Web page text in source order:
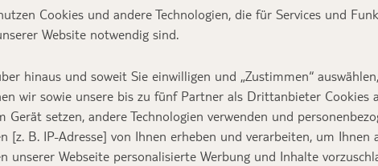
Cookies und andere Technologien, die für Services und
Website notwendig sind.
hinaus und soweit Sie einwilligen und „Zustimmen“
wir sowie unsere bis zu fünf Partner als Drittanbieter Cookies
Gerät setzen, andere Technologien verwenden und
[z. B. IP-Adresse] von Ihnen erheben und verarbeiten, um Ihnen
unserer Webseite personalisierte Werbung und Inhalte